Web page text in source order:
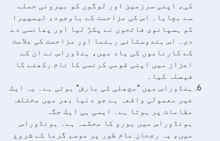
کی، اپنی سرزمین اور لوگوں کو بیرونی حملے
سے بچایا۔ اس کی مزاحمت کے باوجود، لیمپیرا
کو ہسپانوی فاتحوں نے پکڑ لیا اور پھانسی دے
دی۔ اس ہندوستانی رہنما اور مزاحمت کی علامت
کے کارناموں کی یاد میں، ہنڈوراس نے ان کے
اعزاز میں اپنی قومی کرنسی کا نام رکھنے کا
فیصلہ کیا۔
ہنڈوراس میں “مچھلی کی بارش” ہوتی ہے۔ یہ ایک
غیر معمولی واقعہ ہے جو دنیا بھر میں مختلف
مقامات پر ہوتا ہے۔ ایسی ہی ایک جگہ
ہونڈوراس میں یورو کا محکمہ ہے۔ ہونڈوراس
میں، یہ رجحان عام طور پر موسم گرما کے شروع